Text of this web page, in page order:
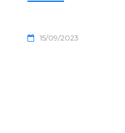
15/09/2023